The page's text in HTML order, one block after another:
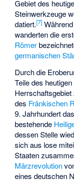
Gebiet des
Steinwerkzeuge
datiert.[7]
wanderten die
Römer
germanischen
Durch die
Teile des
des Fränkischen
9. Jahrhundert
bestehende
dessen Stelle
sich aus lose
Staaten
Märzrevolution
eines deutschen